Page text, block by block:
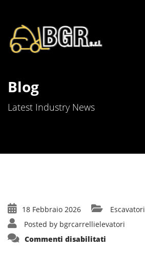
Blog
Latest Industry News
18 Febbraio 2026
Escavatori
Posted by bgrcarrellielevatori
Commenti disabilitati